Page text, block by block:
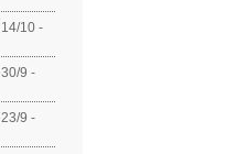
10 -
9 -
9 -